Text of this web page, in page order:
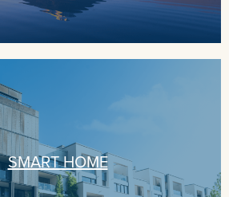
SMART HOME